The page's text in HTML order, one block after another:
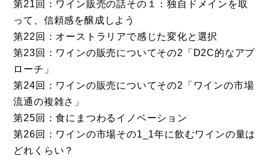
第21回：ワイン販売の話その１：独自ドメインを取
って、信頼感を醸成しよう
第22回：オーストラリアで感じた変化と選択
第23回：ワインの販売についてその2「D2C的なアプ
ローチ」
第24回：ワインの販売についてその2「ワインの市場
流通の複雑さ」
第25回：食にまつわるイノベーション
第26回：ワインの市場その1_1年に飲むワインの量は
どれくらい？